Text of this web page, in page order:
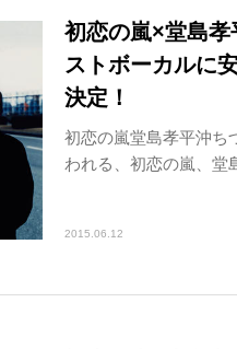
初恋の嵐×堂島
ストボーカルに
決定！
初恋の嵐堂島孝平沖ち
われる、初恋の嵐、堂
2015.06.12